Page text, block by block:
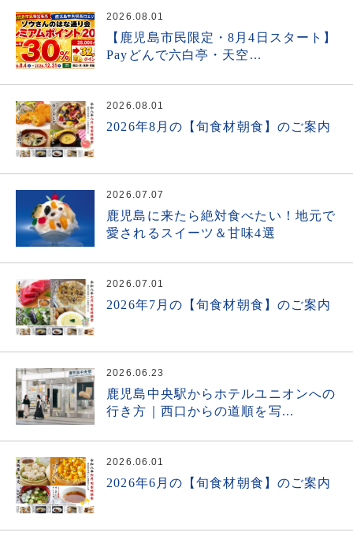
2026.08.01
【鹿児島市民限定・8月4日スタート】
Payどんで六白亭・天空...
2026.08.01
2026年8月の【旬食材朝食】のご案内
2026.07.07
鹿児島に来たら絶対食べたい！地元で
愛されるスイーツ＆甘味4選
2026.07.01
2026年7月の【旬食材朝食】のご案内
2026.06.23
鹿児島中央駅からホテルユニオンへの
行き方｜西口からの道順を写...
2026.06.01
2026年6月の【旬食材朝食】のご案内